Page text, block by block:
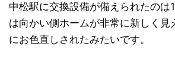
中松駅に交換設備が備えられたのは
は向かい側ホームが非常に新しく
にお色直しされたみたいです。